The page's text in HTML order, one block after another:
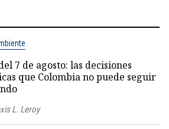
7 de agosto: las decisiones
que Colombia no puede seguir
L. Leroy